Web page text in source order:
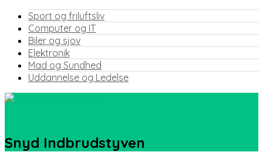
Sport og friluftsliv
Computer og IT
Biler og sjov
Elektronik
Mad og Sundhed
Uddannelse og Ledelse
Snyd Indbrudstyven